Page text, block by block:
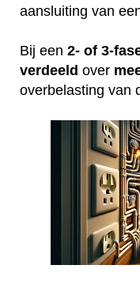
aansluiting van
Bij een 2- of 3-
verdeeld over
overbelasting van